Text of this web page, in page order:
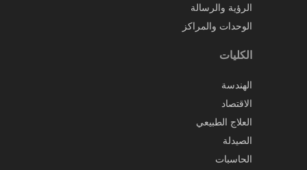
الرؤية والرسالة
الوحدات والمراكز
الكليات
الهندسة
الاقتصاد
العلاج الطبيعي
الصيدلة
الحاسبات